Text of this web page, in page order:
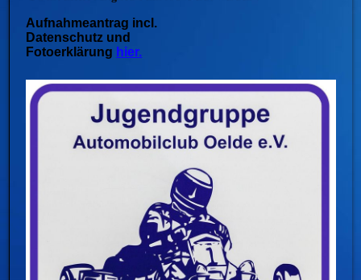
Aufnahmeantrag incl.
Datenschutz und
Fotoerklärung hier.